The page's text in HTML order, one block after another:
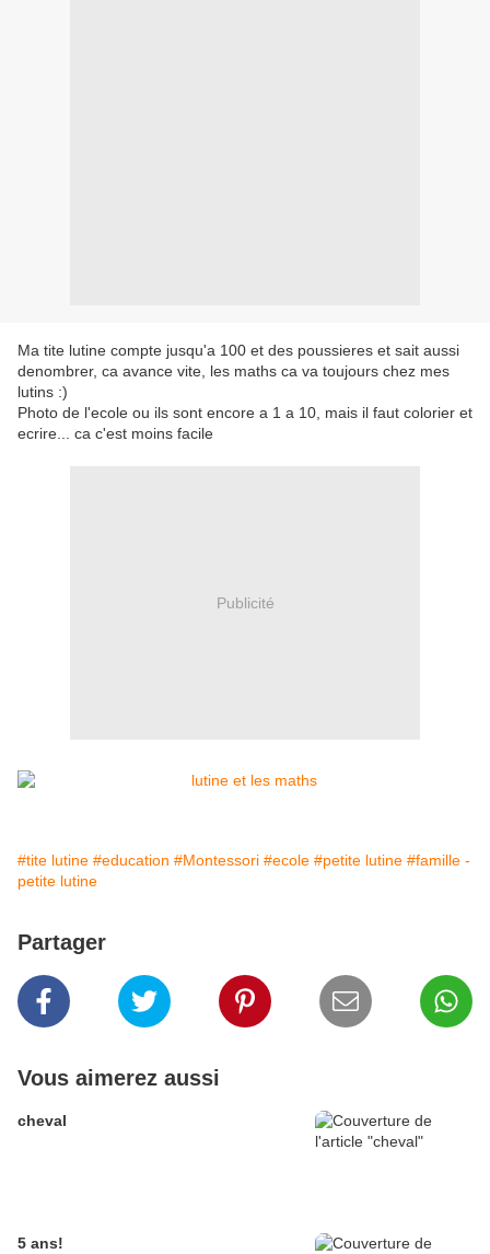
Ma tite lutine compte jusqu'a 100 et des poussieres et sait aussi
denombrer, ca avance vite, les maths ca va toujours chez mes
lutins :)
Photo de l'ecole ou ils sont encore a 1 a 10, mais il faut colorier et
ecrire... ca c'est moins facile
Publicité
#tite lutine #education #Montessori #ecole #petite lutine #famille -
petite lutine
Partager
Vous aimerez aussi
cheval
5 ans!